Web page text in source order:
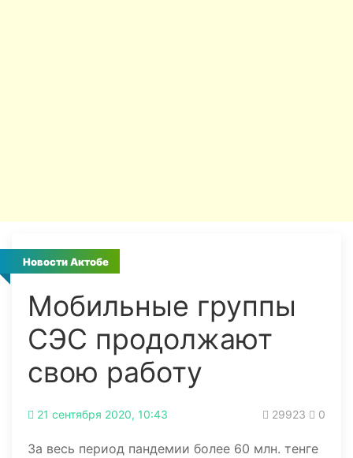
Новости Актобе
Мобильные группы
СЭС продолжают
свою работу
21 сентября 2020, 10:43 29923 0
За весь период пандемии более 60 млн. тенге